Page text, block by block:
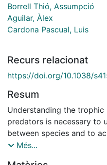
Borrell Thió, Assumpció
Aguilar, Àlex
Cardona Pascual, Luis
Recurs relacionat
https://doi.org/10.1038/
Resum
Understanding the trophic
predators is necessary to
between species and to
ecosystem-based fisheries
Més...